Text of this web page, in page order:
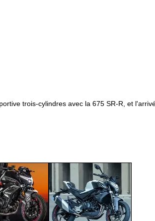
trois-cylindres avec la 675 SR-R, et